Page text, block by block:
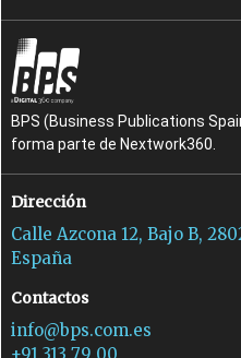
BPS (Business Publications
forma parte de Nextwork360.
Dirección
Calle Azcona 12, Bajo B,
España
Contactos
info@bps.com.es